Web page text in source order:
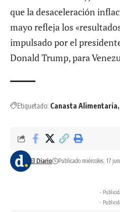
que la desaceleración
mayo refleja los
impulsado por el
Donald Trump, para
Etiquetado: Canasta Alimentaria
El Diario Publicado miércoles, 17
-
-